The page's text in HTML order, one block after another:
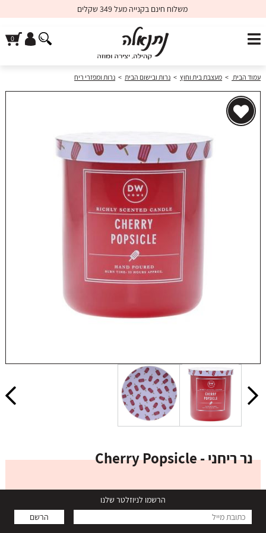
משלוח חינם בקנייה מעל 349 שקלים
עמוד הבית > מעצבת בית וחוץ > נרות ובישום הבית > נרות ומפזרי ריח
נר ריחני - Cherry Popsicle
Decorware Home
₪ 77.00
הרשמו לניוזלטר שלנו
הרשם